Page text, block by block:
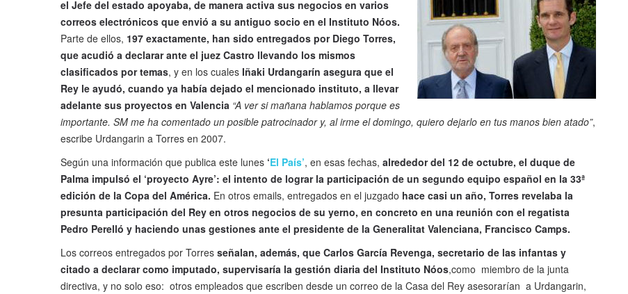
el Jefe del estado apoyaba, de manera activa sus negocios en varios
correos electrónicos que envió a su antiguo socio en el Instituto Nóos.
Parte de ellos, 197 exactamente, han sido entregados por Diego Torres,
que acudió a declarar ante el juez Castro llevando los mismos
clasificados por temas, y en los cuales Iñaki Urdangarín asegura que el
Rey le ayudó, cuando ya había dejado el mencionado instituto, a llevar
adelante sus proyectos en Valencia “A ver si mañana hablamos porque es
importante. SM me ha comentado un posible patrocinador y, al irme el domingo, quiero dejarlo en tus manos bien atado”,
escribe Urdangarin a Torres en 2007.
Según una información que publica este lunes ‘El País’, en esas fechas, alrededor del 12 de octubre, el duque de
Palma impulsó el ‘proyecto Ayre’: el intento de lograr la participación de un segundo equipo español en la 33ª
edición de la Copa del América. En otros emails, entregados en el juzgado hace casi un año, Torres revelaba la
presunta participación del Rey en otros negocios de su yerno, en concreto en una reunión con el regatista
Pedro Perelló y haciendo unas gestiones ante el presidente de la Generalitat Valenciana, Francisco Camps.
Los correos entregados por Torres señalan, además, que Carlos García Revenga, secretario de las infantas y
citado a declarar como imputado, supervisaría la gestión diaria del Instituto Nóos,como miembro de la junta
directiva, y no solo eso: otros empleados que escriben desde un correo de la Casa del Rey asesorarían a Urdangarin,